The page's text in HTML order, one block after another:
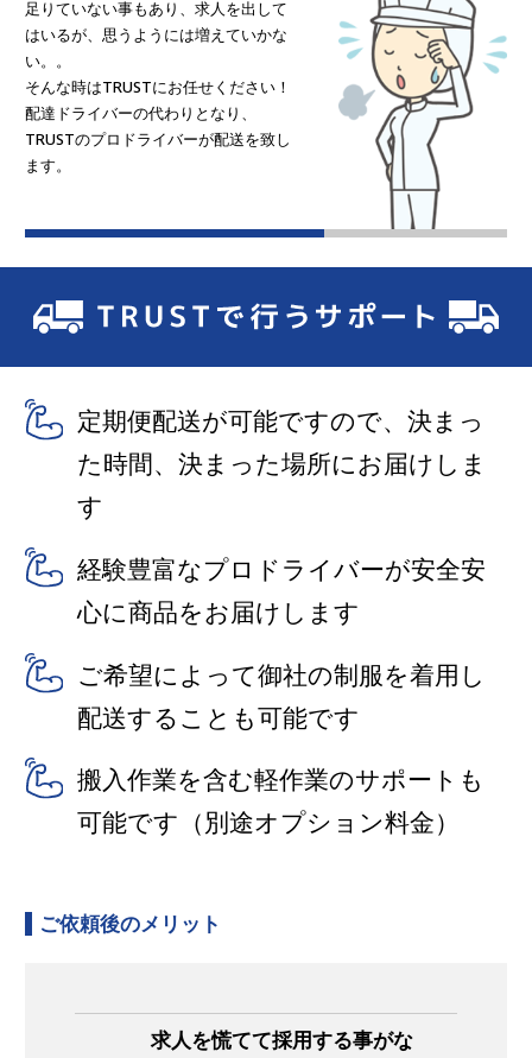
足りていない事もあり、求人を出して
はいるが、思うようには増えていかな
い。。
そんな時はTRUSTにお任せください！
配達ドライバーの代わりとなり、
TRUSTのプロドライバーが配送を致し
ます。
定期便配送が可能ですので、決まっ
た時間、決まった場所にお届けしま
す
経験豊富なプロドライバーが安全安
心に商品をお届けします
ご希望によって御社の制服を着用し
配送することも可能です
搬入作業を含む軽作業のサポートも
可能です（別途オプション料金）
ご依頼後のメリット
求人を慌てて採用する事がな